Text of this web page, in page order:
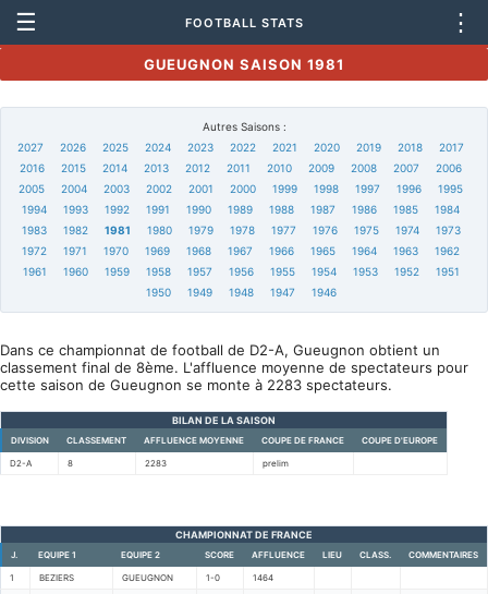
☰ FOOTBALL STATS ⋮
GUEUGNON SAISON 1981
Autres Saisons :
2027
2026 2025 2024 2023 2022 2021 2020 2019 2018
2017
2016
2015 2014 2013 2012 2011 2010 2009 2008 2007
2006
2005
2004 2003 2002 2001 2000 1999 1998 1997 1996
1995
1994
1993 1992 1991 1990 1989 1988 1987 1986 1985
1984
1983
1982 1981 1980 1979 1978 1977 1976 1975 1974
1973
1972
1971 1970 1969 1968 1967 1966 1965 1964 1963
1962
1961
1960 1959 1958 1957 1956 1955 1954 1953 1952
1951
1950
1949 1948 1947 1946
Dans ce championnat de football de D2-A, Gueugnon obtient un
classement final de 8ème. L'affluence moyenne de spectateurs pour
cette saison de Gueugnon se monte à 2283 spectateurs.
BILAN DE LA SAISON
DIVISION CLASSEMENT AFFLUENCE MOYENNE COUPE DE FRANCE COUPE D'EUROPE
D2-A 8 2283 prelim
CHAMPIONNAT DE FRANCE
J. EQUIPE 1 EQUIPE 2 SCORE AFFLUENCE LIEU CLASS. COMMENTAIRES
1 BEZIERS GUEUGNON 1-0 1464